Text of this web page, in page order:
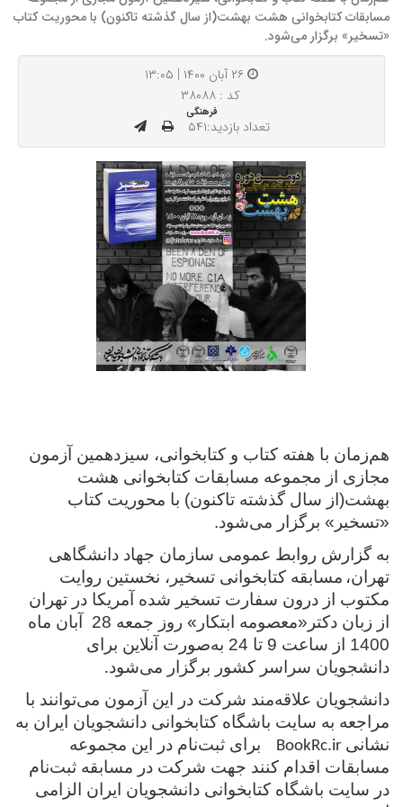
مسابقات کتابخوانی هشت بهشت(از سال گذشته تاکنون) با محوریت کتاب
«تسخیر» برگزار می‌شود.
کد : ۳۸۰۸۸
فرهنگی
تعداد بازدید:۵۴۱
هم‌زمان با هفته کتاب و کتابخوانی، سیزدهمین آزمون
مجازی از مجموعه مسابقات کتابخوانی هشت
بهشت(از سال گذشته تاکنون) با محوریت کتاب
«تسخیر» برگزار می‌شود.
به گزارش روابط عمومی سازمان جهاد دانشگاهی
تهران، مسابقه کتابخوانی تسخیر، نخستین روایت
مکتوب از درون سفارت تسخیر شده آمریکا در تهران
از زبان دکتر«معصومه ابتکار» روز جمعه 28 آبان ماه
1400 از ساعت 9 تا 24 به‌صورت آنلاین برای
دانشجویان سراسر کشور برگزار می‌شود.
دانشجویان علاقه‌مند شرکت در این آزمون می‌توانند با
مراجعه به سایت باشگاه کتابخوانی دانشجویان ایران به
نشانی BookRc.ir
برای ثبت‌نام در این مجموعه
مسابقات اقدام کنند جهت شرکت در مسابقه ثبت‌نام
در سایت باشگاه کتابخوانی دانشجویان ایران الزامی